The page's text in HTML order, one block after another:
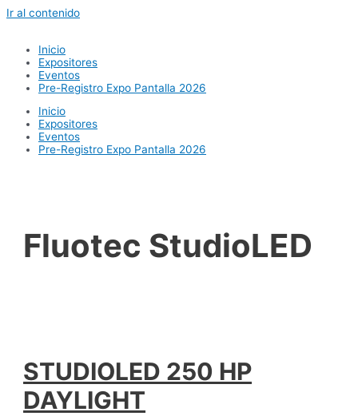
Ir al contenido
Inicio
Expositores
Eventos
Pre-Registro Expo Pantalla 2026
Inicio
Expositores
Eventos
Pre-Registro Expo Pantalla 2026
Fluotec StudioLED
STUDIOLED 250 HP
DAYLIGHT